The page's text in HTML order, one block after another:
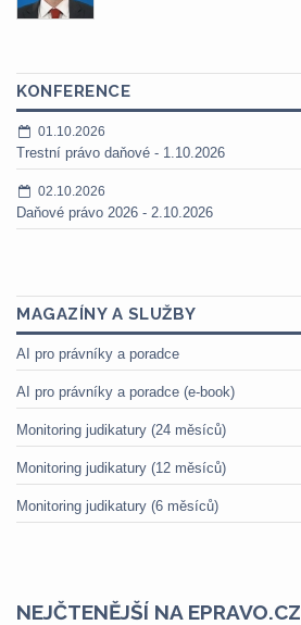
KONFERENCE
01.10.2026
Trestní právo daňové - 1.10.2026
02.10.2026
Daňové právo 2026 - 2.10.2026
MAGAZÍNY A SLUŽBY
AI pro právníky a poradce
AI pro právníky a poradce (e-book)
Monitoring judikatury (24 měsíců)
Monitoring judikatury (12 měsíců)
Monitoring judikatury (6 měsíců)
NEJČTENĚJŠÍ NA EPRAVO.CZ